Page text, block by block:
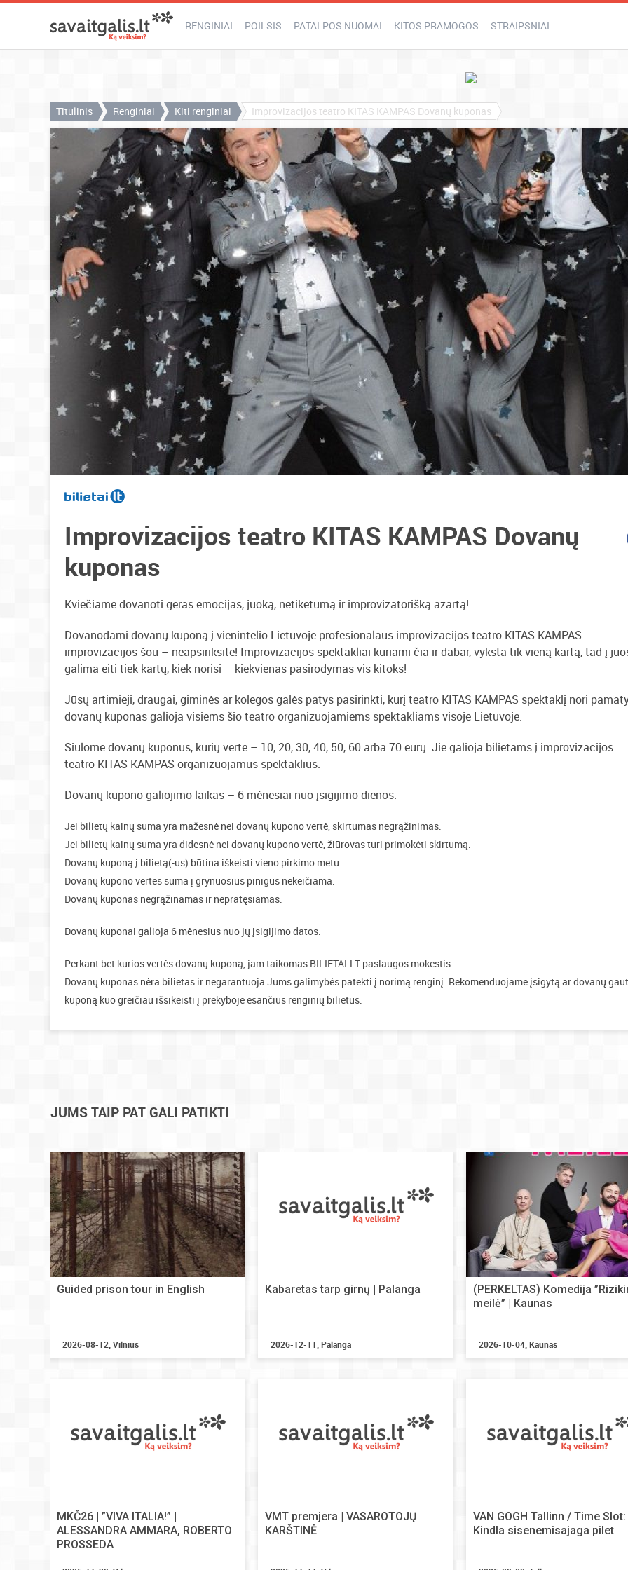
RENGINIAI POILSIS PATALPOS NUOMAI KITOS PRAMOGOS STRAIPSNIAI
Titulinis Renginiai Kiti renginiai Improvizacijos teatro KITAS KAMPAS Dovanų kuponas
Improvizacijos teatro KITAS KAMPAS Dovanų
kuponas
Kviečiame dovanoti geras emocijas, juoką, netikėtumą ir improvizatorišką azartą!
Dovanodami dovanų kuponą į vienintelio Lietuvoje profesionalaus improvizacijos teatro KITAS KAMPAS
improvizacijos šou – neapsiriksite! Improvizacijos spektakliai kuriami čia ir dabar, vyksta tik vieną kartą, tad į
galima eiti tiek kartų, kiek norisi – kiekvienas pasirodymas vis kitoks!
Jūsų artimieji, draugai, giminės ar kolegos galės patys pasirinkti, kurį teatro KITAS KAMPAS spektaklį nori
dovanų kuponas galioja visiems šio teatro organizuojamiems spektakliams visoje Lietuvoje.
Siūlome dovanų kuponus, kurių vertė – 10, 20, 30, 40, 50, 60 arba 70 eurų. Jie galioja bilietams į improvizacijos
teatro KITAS KAMPAS organizuojamus spektaklius.
Dovanų kupono galiojimo laikas – 6 mėnesiai nuo įsigijimo dienos.
Jei bilietų kainų suma yra mažesnė nei dovanų kupono vertė, skirtumas negrąžinimas.
Jei bilietų kainų suma yra didesnė nei dovanų kupono vertė, žiūrovas turi primokėti skirtumą.
Dovanų kuponą į bilietą(-us) būtina iškeisti vieno pirkimo metu.
Dovanų kupono vertės suma į grynuosius pinigus nekeičiama.
Dovanų kuponas negrąžinamas ir nepratęsiamas.
Dovanų kuponai galioja 6 mėnesius nuo jų įsigijimo datos.
Perkant bet kurios vertės dovanų kuponą, jam taikomas BILIETAI.LT paslaugos mokestis.
Dovanų kuponas nėra bilietas ir negarantuoja Jums galimybės patekti į norimą renginį. Rekomenduojame įsigytą ar dovanų
kuponą kuo greičiau išsikeisti į prekyboje esančius renginių bilietus.
JUMS TAIP PAT GALI PATIKTI
Guided prison tour in English
2026-08-12, Vilnius
Kabaretas tarp girnų | Palanga
2026-12-11, Palanga
(PERKELTAS) Komedija
meilė” | Kaunas
2026-10-04, Kaunas
MKČ26 | ”VIVA ITALIA!” |
ALESSANDRA AMMARA, ROBERTO
PROSSEDA
VMT premjera | VASAROTOJŲ
KARŠTINĖ
VAN GOGH Tallinn / Time Slot:
Kindla sisenemisajaga pilet